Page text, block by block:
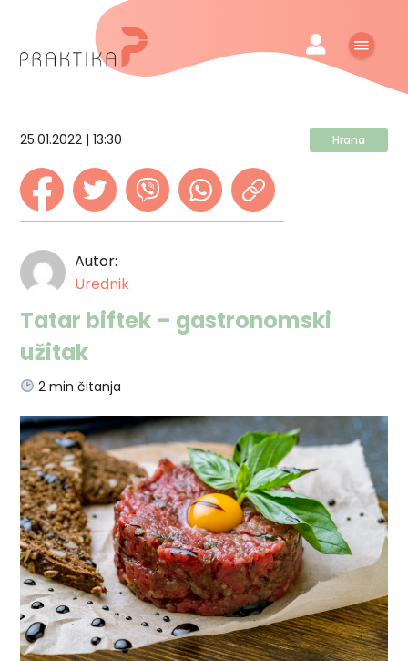
25.01.2022 | 13:30 Hrana
Autor:
Urednik
Tatar biftek – gastronomski
užitak
2 min čitanja